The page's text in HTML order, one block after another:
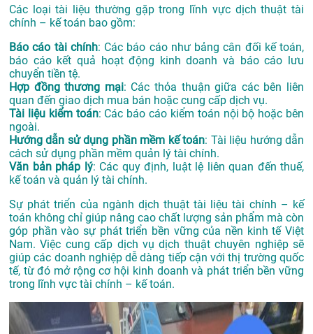
Các loại tài liệu thường gặp trong lĩnh vực dịch thuật tài
chính – kế toán bao gồm:
Báo cáo tài chính: Các báo cáo như bảng cân đối kế toán,
báo cáo kết quả hoạt động kinh doanh và báo cáo lưu
chuyển tiền tệ.
Hợp đồng thương mại: Các thỏa thuận giữa các bên liên
quan đến giao dịch mua bán hoặc cung cấp dịch vụ.
Tài liệu kiểm toán: Các báo cáo kiểm toán nội bộ hoặc bên
ngoài.
Hướng dẫn sử dụng phần mềm kế toán: Tài liệu hướng dẫn
cách sử dụng phần mềm quản lý tài chính.
Văn bản pháp lý: Các quy định, luật lệ liên quan đến thuế,
kế toán và quản lý tài chính.
Sự phát triển của ngành dịch thuật tài liệu tài chính – kế
toán không chỉ giúp nâng cao chất lượng sản phẩm mà còn
góp phần vào sự phát triển bền vững của nền kinh tế Việt
Nam. Việc cung cấp dịch vụ dịch thuật chuyên nghiệp sẽ
giúp các doanh nghiệp dễ dàng tiếp cận với thị trường quốc
tế, từ đó mở rộng cơ hội kinh doanh và phát triển bền vững
trong lĩnh vực tài chính – kế toán.